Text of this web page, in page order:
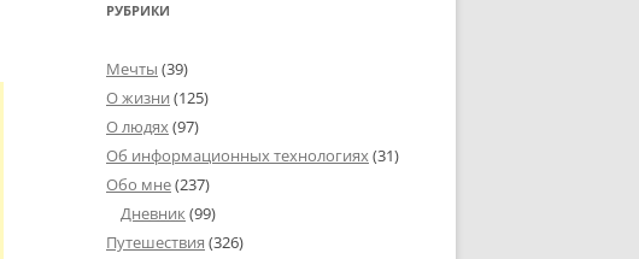
РУБРИКИ
Мечты (39)
О жизни (125)
О людях(97)
Об информационных технологиях(31)
Обо мне(237)
Дневник(99)
Путешествия (326)